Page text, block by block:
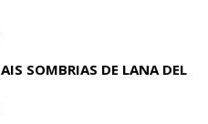
SOMBRIAS DE LANA DEL